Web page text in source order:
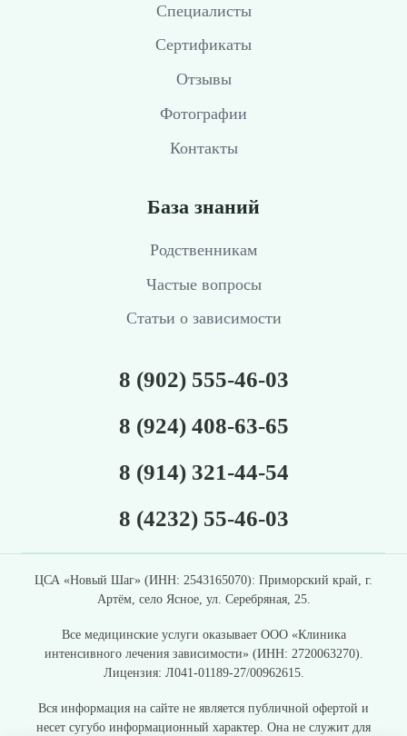
Специалисты
Сертификаты
Отзывы
Фотографии
Контакты
База знаний
Родственникам
Частые вопросы
Статьи о зависимости
8 (902) 555-46-03
8 (924) 408-63-65
8 (914) 321-44-54
8 (4232) 55-46-03
ЦСА «Новый Шаг» (ИНН: 2543165070): Приморский край, г.
Артём, село Ясное, ул. Серебряная, 25.
Все медицинские услуги оказывает ООО «Клиника
интенсивного лечения зависимости» (ИНН: 2720063270).
Лицензия: Л041-01189-27/00962615.
Вся информация на сайте не является публичной офертой и
несет сугубо информационный характер. Она не служит для